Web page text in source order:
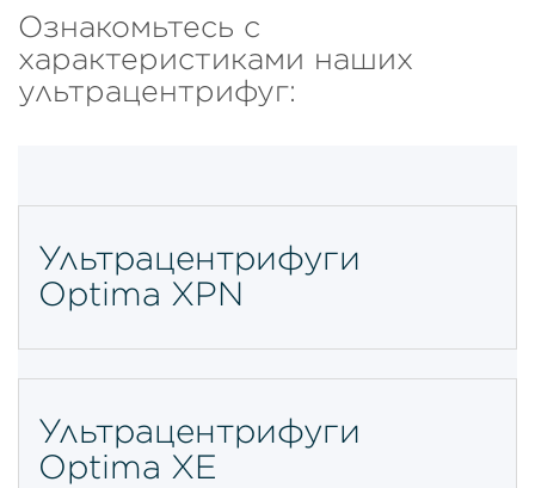
Ознакомьтесь с
характеристиками наших
ультрацентрифуг:
Ультрацентрифуги
Optima XPN
Ультрацентрифуги
Optima XE